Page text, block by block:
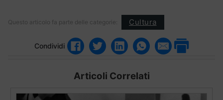
Questo articolo fa parte delle categorie: Cultura
Condividi
Articoli Correlati